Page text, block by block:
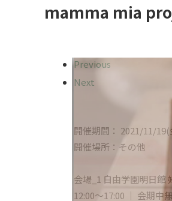
mamma mia
Previous
Next
開催期間： 2021/11/
開催場所：その他
会場_1 自由学園明日館
12:00～17:00 ｜ 会期中